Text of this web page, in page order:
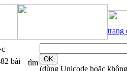
trang
bài
tìm
(dùng Unicode hoặc không